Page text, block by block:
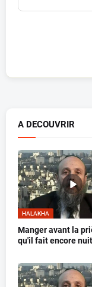
A DECOUVRIR
HALAKHA
Manger avant la
qu'il fait encore nuit